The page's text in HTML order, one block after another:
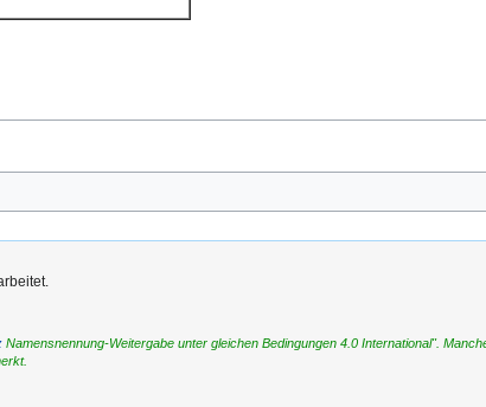
Namensnennung-Weitergabe unter gleichen Bedingungen 4.0 International".